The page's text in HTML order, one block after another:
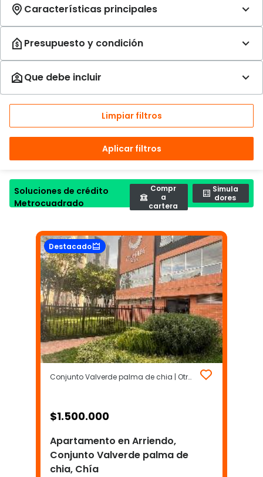
Limpiar filtros
Aplicar filtros
Soluciones de crédito
Metrocuadrado
Compr
a
cartera
Simula
dores
Destacado
Conjunto Valverde palma de chia | Otros | Chía
$1.500.000
Apartamento en Arriendo,
Conjunto Valverde palma de
chia, Chía